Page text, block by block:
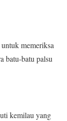
memeriksa
batu-batu palsu
kemilau yang